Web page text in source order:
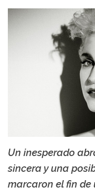
​​​​​​​Un inesperado
sincera y una
marcaron el fin